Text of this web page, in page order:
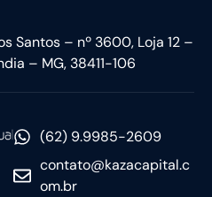
Santos – nº 3600, Loja 12 –
– MG, 38411-106
(62) 9.9985-2609
contato@kazacapital.c
om.br